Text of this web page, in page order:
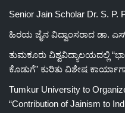
Senior Jain Scholar Dr. S. P.
ಹಿರಯ ಜೈನ ವಿದ್ವಾಂಸರಾದ ಡಾ.
ತುಮಕೂರು ವಿಶ್ವವಿದ್ಯಾಲಯದಲ್ಲಿ
ಕೊಡುಗೆ” ಕುರಿತು ವಿಶೇಷ
Tumkur University to
“Contribution of Jainism to